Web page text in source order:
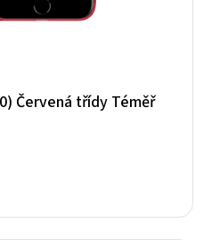
Červená třídy Téměř